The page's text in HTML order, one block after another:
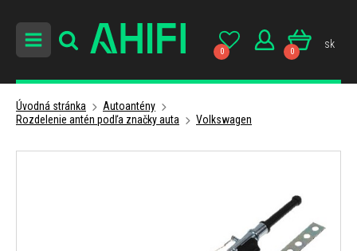
0 0
sk
Úvodná stránka
Autoantény
Rozdelenie antén podľa značky auta
Volkswagen